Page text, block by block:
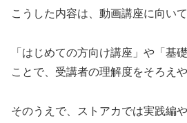
こうした内容は、動画講座に向いて
「はじめての方向け講座」や「基
ことで、受講者の理解度をそろえ
そのうえで、ストアカでは実践編